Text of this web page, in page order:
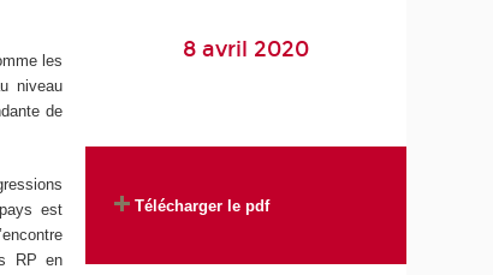
les
niveau
de
est
RP en
8 avril 2020
Télécharger le pdf